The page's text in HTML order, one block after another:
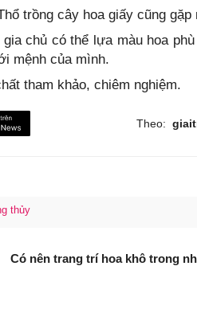
trồng cây hoa giấy cũng gặp
chủ có thể lựa màu hoa
mệnh của mình.
tham khảo, chiêm nghiệm.
Theo:
thủy
Có nên trang trí hoa khô trong